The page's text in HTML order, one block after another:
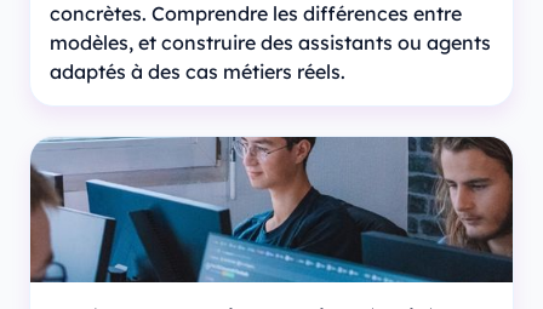
concrètes. Comprendre les différences entre
modèles, et construire des assistants ou agents
adaptés à des cas métiers réels.